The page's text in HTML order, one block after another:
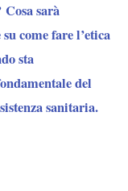
sarà
come fare l’etica
sta
del
sanitaria.